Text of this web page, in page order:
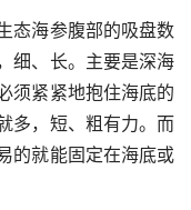
态海参腹部的吸盘数
细、长。主要是深海
须紧紧地抱住海底的
多，短、粗有力。而
的就能固定在海底或